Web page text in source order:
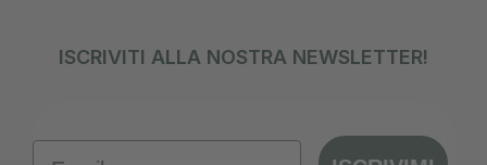
ISCRIVITI ALLA NOSTRA NEWSLETTER!